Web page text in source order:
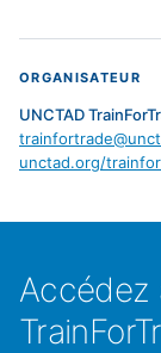
ORGANISATEUR
UNCTAD
unctad.org/
Accédez